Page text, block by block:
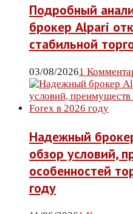
Подробный
брокер Alpari
стабильной
03/08/20261
Надежный
обзор условий,
особенностей
году